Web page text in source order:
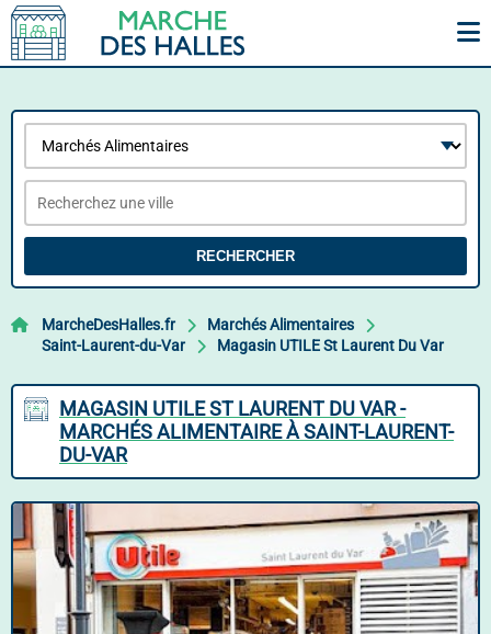
RECHERCHER
MarcheDesHalles.fr
Marchés Alimentaires
Saint-Laurent-du-Var
Magasin UTILE St Laurent Du Var
MAGASIN UTILE ST LAURENT DU VAR -
MARCHÉS ALIMENTAIRE À SAINT-LAURENT-
DU-VAR